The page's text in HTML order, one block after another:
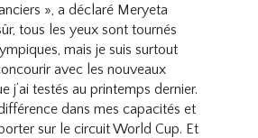
», a déclaré Meryeta
tous les yeux sont tournés
mais je suis surtout
avec les nouveaux
j’ai testés au printemps dernier.
dans mes capacités et
sur le circuit World Cup. Et